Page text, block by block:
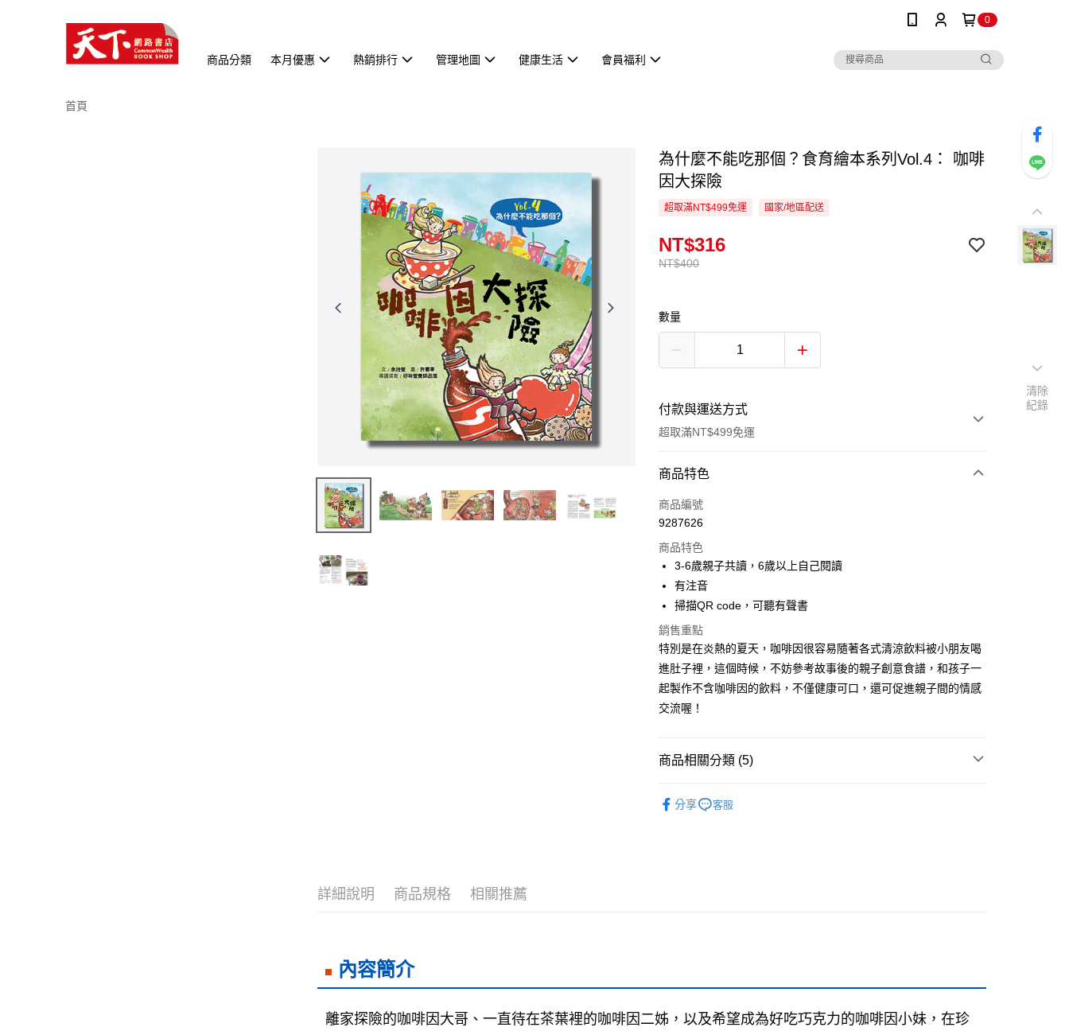
0
商品分類 本月優惠 熱銷排行 管理地圖 健康生活 會員福利
首頁
為什麼不能吃那個？食育繪本系列Vol.4： 咖啡
因大探險
超取滿NT$499免運 國家/地區配送
NT$400
NT$316
數量
付款與運送方式
超取滿NT$499免運
付款方式
信用卡一次付款
LINE Pay
Apple Pay
悠遊付
全家取貨付款
付款後全家取貨
每筆NT$70，滿NT$799(含以上)免運費
離島宅配
商品特色
商品編號
9287626
商品特色
3-6歲親子共讀，6歲以上自己閱讀
有注音
掃描QR code，可聽有聲書
銷售重點
特別是在炎熱的夏天，咖啡因很容易隨著各式清涼飲料被小朋友喝
進肚子裡，這個時候，不妨參考故事後的親子創意食譜，和孩子一
起製作不含咖啡因的飲料，不僅健康可口，還可促進親子間的情感
交流喔！
商品相關分類 (5)
分享 客服
詳細說明 商品規格 相關推薦
內容簡介
離家探險的咖啡因大哥、一直待在茶葉裡的咖啡因二姊，以及希望成為好吃巧克力的咖啡因小妹，在珍
清除
紀錄